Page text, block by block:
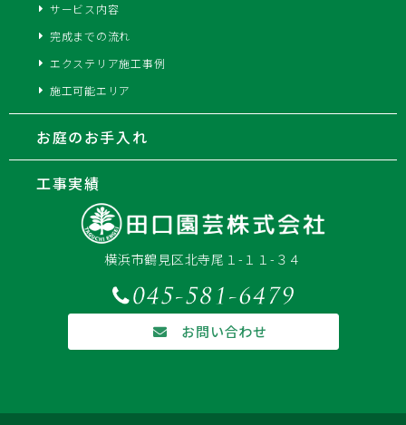
横浜市鶴見区北寺尾１-１１-３４
お問い合わせ
サービス内容
完成までの流れ
エクステリア施工事例
施工可能エリア
お庭のお手入れ
工事実績